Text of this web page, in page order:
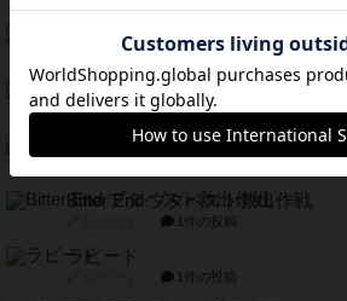
スペクタキュラー
紹介文なし 1件の投稿
スモールワールド
紹介文あり 13件の投稿
ギャンブラー
Bitter End ブタペスト救出作戦
1件の投稿
ラピード
1件の投稿